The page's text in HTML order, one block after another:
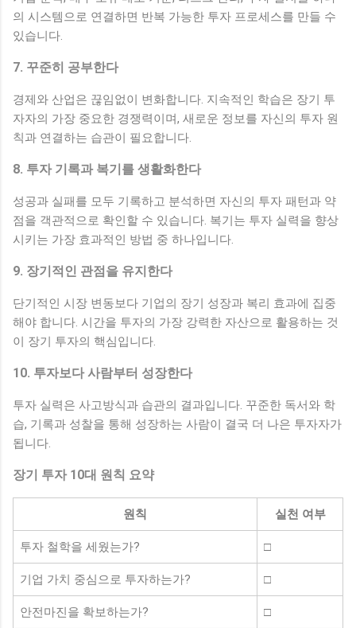
의 시스템으로 연결하면 반복 가능한 투자 프로세스를 만들 수
있습니다.
7. 꾸준히 공부한다
경제와 산업은 끊임없이 변화합니다. 지속적인 학습은 장기 투
자자의 가장 중요한 경쟁력이며, 새로운 정보를 자신의 투자 원
칙과 연결하는 습관이 필요합니다.
8. 투자 기록과 복기를 생활화한다
성공과 실패를 모두 기록하고 분석하면 자신의 투자 패턴과 약
점을 객관적으로 확인할 수 있습니다. 복기는 투자 실력을 향상
시키는 가장 효과적인 방법 중 하나입니다.
9. 장기적인 관점을 유지한다
단기적인 시장 변동보다 기업의 장기 성장과 복리 효과에 집중
해야 합니다. 시간을 투자의 가장 강력한 자산으로 활용하는 것
이 장기 투자의 핵심입니다.
10. 투자보다 사람부터 성장한다
투자 실력은 사고방식과 습관의 결과입니다. 꾸준한 독서와 학
습, 기록과 성찰을 통해 성장하는 사람이 결국 더 나은 투자자가
됩니다.
장기 투자 10대 원칙 요약
원칙 실천 여부
투자 철학을 세웠는가? □
기업 가치 중심으로 투자하는가? □
안전마진을 확보하는가? □